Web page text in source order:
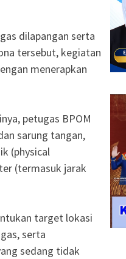
dilapangan serta
tersebut, kegiatan
menerapkan
petugas BPOM
sarung tangan,
(physical
(termasuk jarak
target lokasi
serta
sedang tidak